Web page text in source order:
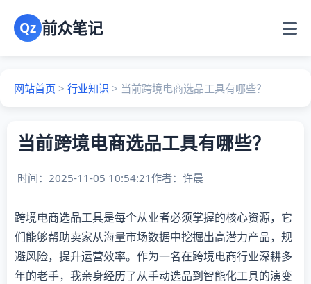
Qz 前众笔记
网站首页 > 行业知识 > 当前跨境电商选品工具有哪些？
当前跨境电商选品工具有哪些？
时间：2025-11-05 10:54:21作者： 许晨
跨境电商选品工具是每个从业者必须掌握的核心资源，它
们能够帮助卖家从海量市场数据中挖掘出高潜力产品，规
避风险，提升运营效率。作为一名在跨境电商行业深耕多
年的老手，我亲身经历了从手动选品到智能化工具的演变